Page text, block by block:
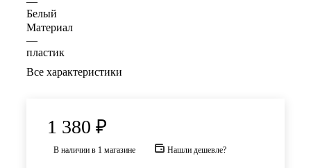
Белый
Материал
—
пластик
Все характеристики
1 380 ₽
В наличии в 1 магазине Нашли дешевле?